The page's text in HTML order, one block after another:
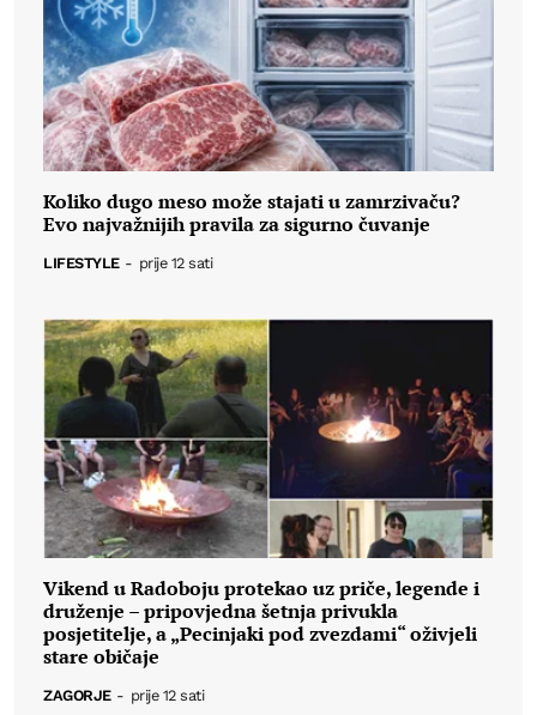
Koliko dugo meso može stajati u zamrzivaču?
Evo najvažnijih pravila za sigurno čuvanje
LIFESTYLE - prije 12 sati
Vikend u Radoboju protekao uz priče, legende i
druženje – pripovjedna šetnja privukla
posjetitelje, a „Pecinjaki pod zvezdami“ oživjeli
stare običaje
ZAGORJE - prije 12 sati